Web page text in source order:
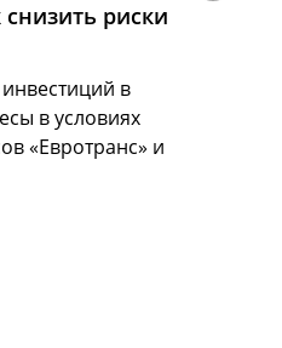
риски
в
в условиях
«Евротранс» и